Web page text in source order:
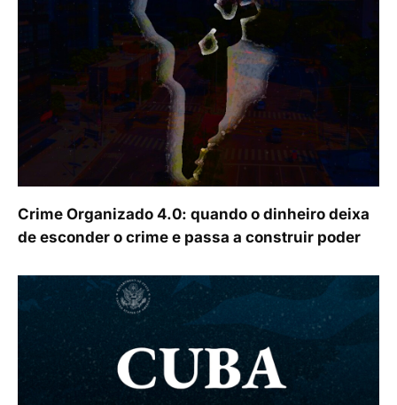
Crime Organizado 4.0: quando o dinheiro deixa
de esconder o crime e passa a construir poder